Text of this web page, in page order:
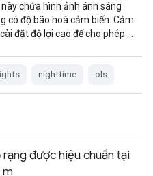
chứa hình ảnh ánh sáng
có độ bão hoà cảm biến. Cảm
đặt độ lợi cao để cho phép …
lights nighttime ols
được hiệu chuẩn tại
m